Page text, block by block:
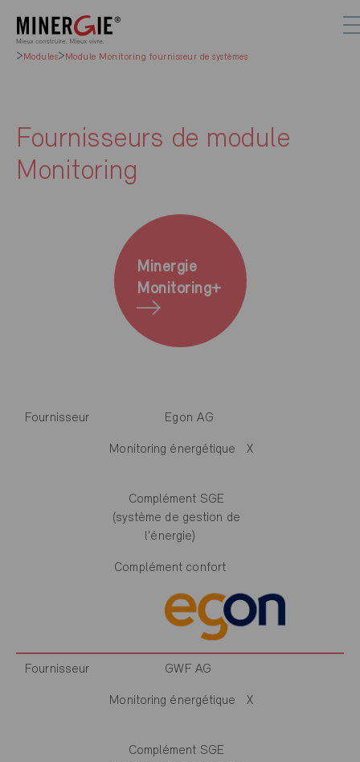
Modules Module Monitoring fournisseur de systèmes
Fournisseurs de module
Monitoring
Minergie
Monitoring+
Fournisseur Egon AG
Monitoring énergétique X
Complément SGE
(système de gestion de
l'énergie)
Complément confort
Fournisseur GWF AG
Monitoring énergétique X
Complément SGE